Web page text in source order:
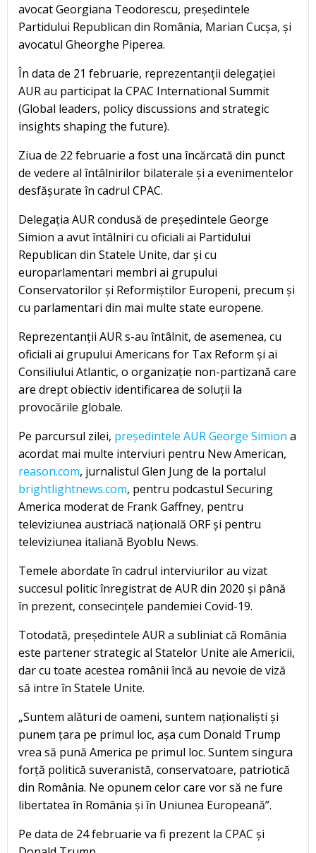
avocat Georgiana Teodorescu, președintele
Partidului Republican din România, Marian Cucșa, și
avocatul Gheorghe Piperea.
În data de 21 februarie, reprezentanții delegației
AUR au participat la CPAC International Summit
(Global leaders, policy discussions and strategic
insights shaping the future).
Ziua de 22 februarie a fost una încărcată din punct
de vedere al întâlnirilor bilaterale și a evenimentelor
desfășurate în cadrul CPAC.
Delegația AUR condusă de președintele George
Simion a avut întâlniri cu oficiali ai Partidului
Republican din Statele Unite, dar și cu
europarlamentari membri ai grupului
Conservatorilor și Reformiștilor Europeni, precum și
cu parlamentari din mai multe state europene.
Reprezentanții AUR s-au întâlnit, de asemenea, cu
oficiali ai grupului Americans for Tax Reform și ai
Consiliului Atlantic, o organizație non-partizană care
are drept obiectiv identificarea de soluții la
provocările globale.
Pe parcursul zilei, președintele AUR George Simion a
acordat mai multe interviuri pentru New American,
reason.com, jurnalistul Glen Jung de la portalul
brightlightnews.com, pentru podcastul Securing
America moderat de Frank Gaffney, pentru
televiziunea austriacă națională ORF și pentru
televiziunea italiană Byoblu News.
Temele abordate în cadrul interviurilor au vizat
succesul politic înregistrat de AUR din 2020 și până
în prezent, consecințele pandemiei Covid-19.
Totodată, președintele AUR a subliniat că România
este partener strategic al Statelor Unite ale Americii,
dar cu toate acestea românii încă au nevoie de viză
să intre în Statele Unite.
„Suntem alături de oameni, suntem naționaliști și
punem țara pe primul loc, așa cum Donald Trump
vrea să pună America pe primul loc. Suntem singura
forță politică suveranistă, conservatoare, patriotică
din România. Ne opunem celor care vor să ne fure
libertatea în România și în Uniunea Europeană”.
Pe data de 24 februarie va fi prezent la CPAC și